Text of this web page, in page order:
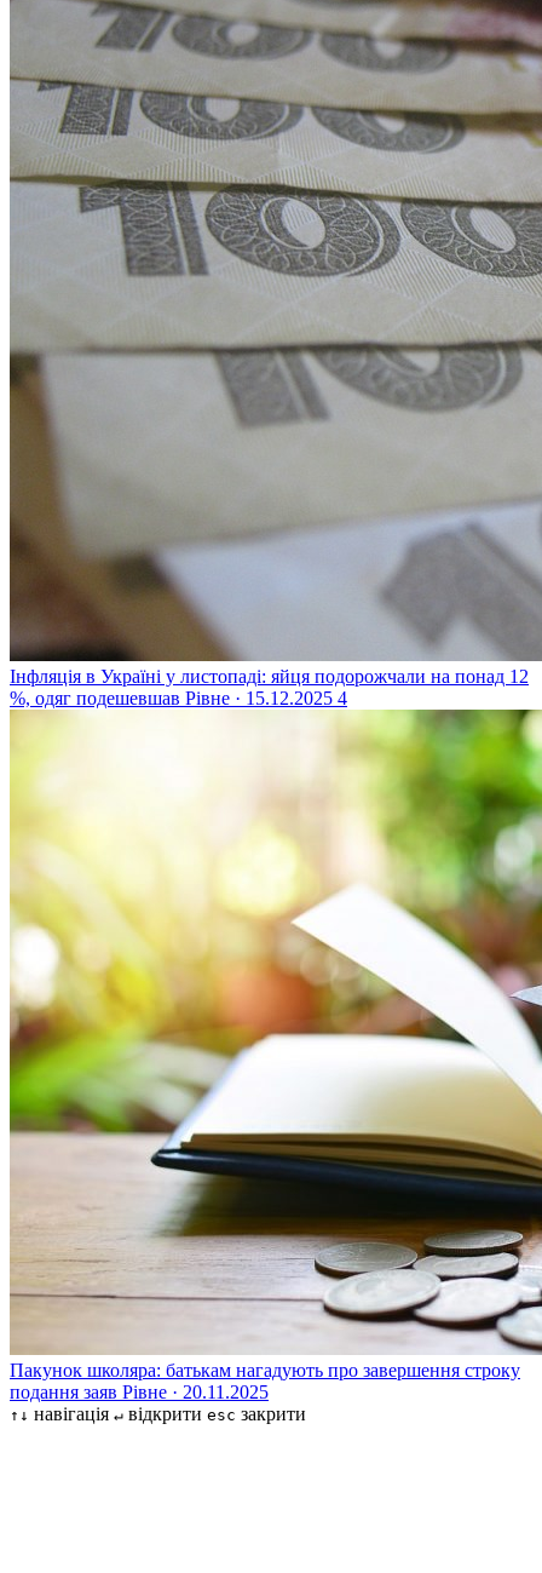
Інфляція в Україні у листопаді: яйця подорожчали на понад 12
%, одяг подешевшав Рівне · 15.12.2025 4
Пакунок школяра: батькам нагадують про завершення строку
подання заяв Рівне · 20.11.2025
↑↓ навігація ↵ відкрити esc закрити